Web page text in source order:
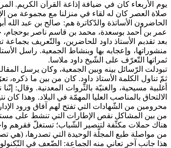
يوم الأربعاء كان في ضيافة إذاعة القرآن الكريم.
صلاة العصر كان له لقاء في منزلنا مع مجموعة من
الحاضرون الأساتذة والدّكاترة هم: صالح بن عبد
عمر بن أحمد بوسعدة، محمد بن قاسم ناصر
بعد تقدبم الأستاذ داود للحاضرين، والتّعريف
منشوراتها، وإعجابه بها وبنشاط الجمعية. راسل
ثمراتها التّعرّف على الشّيخ داود ملاسا.
تبودلت الرّسائل بينه وبين الجمعية، وكان يرسل
ثمّ تناول الكلمة الأستاذ داود. كان من بين ما
أغلبية مسيحية، والغنيّة بالثّروات المعدنية.
الالتحاق بالمناصب العليا المهمّة في البلاد. وهذا
محرومين من الشّهادات التي تفتح لهم آفاق ورود
من بين المشاكل نقص الإطارات التي تنشط على مستوى
هناك حملات مكثّفة لتنصير الشّباب؛ تستغلّ فقرهم
من مواصلة طبع المجلّة الوحيدة التي تصدرها، (هي
هذا جانب آخر تعاني منه الجماعة: الضّعف في